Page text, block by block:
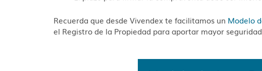
Recuerda que desde Vivendex te facilitamos un Modelo
el Registro de la Propiedad para aportar mayor